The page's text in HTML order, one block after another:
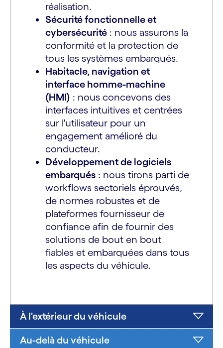
réalisation.
Sécurité fonctionnelle et
cybersécurité : nous assurons la
conformité et la protection de
tous les systèmes embarqués.
Habitacle, navigation et
interface homme-machine
(HMI) : nous concevons des
interfaces intuitives et centrées
sur l'utilisateur pour un
engagement amélioré du
conducteur.
Développement de logiciels
embarqués : nous tirons parti de
workflows sectoriels éprouvés,
de normes robustes et de
plateformes fournisseur de
confiance afin de fournir des
solutions de bout en bout
fiables et embarquées dans tous
les aspects du véhicule.
À l'extérieur du véhicule
Au-delà du véhicule